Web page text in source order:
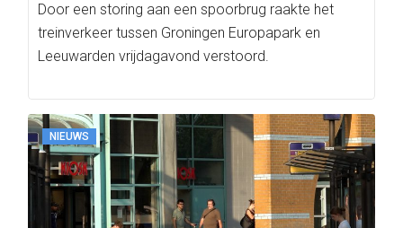
Door een storing aan een spoorbrug raakte het
treinverkeer tussen Groningen Europapark en
Leeuwarden vrijdagavond verstoord.
NIEUWS